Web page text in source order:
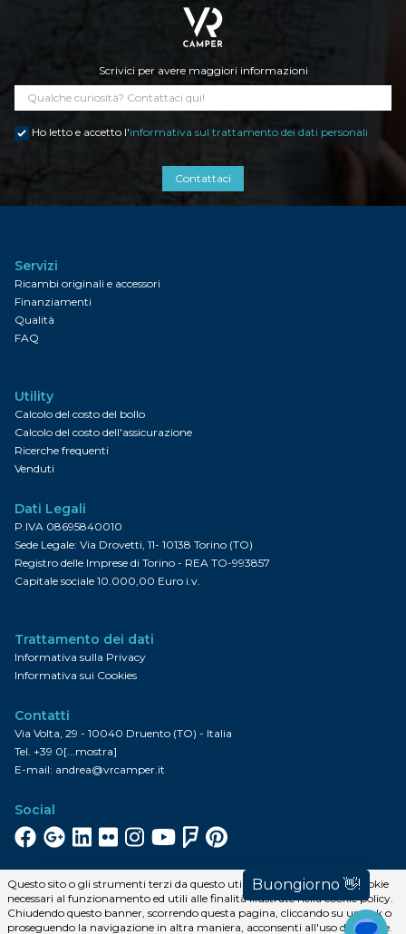
Scrivici per avere maggiori informazioni
Ho letto e accetto l'informativa sul trattamento dei dati personali
Contattaci
Servizi
Ricambi originali e accessori
Finanziamenti
Qualità
FAQ
Utility
Calcolo del costo del bollo
Calcolo del costo dell'assicurazione
Ricerche frequenti
Venduti
Dati Legali
P.IVA 08695840010
Sede Legale: Via Drovetti, 11- 10138 Torino (TO)
Registro delle Imprese di Torino - REA TO-993857
Capitale sociale 10.000,00 Euro i.v.
Trattamento dei dati
Informativa sulla Privacy
Informativa sui Cookies
Contatti
Via Volta, 29 - 10040 Druento (TO) - Italia
Tel. +39 0[...mostra]
E-mail: andrea@vrcamper.it
Social
Iscriviti alla newsletter
Iscriviti
Questo sito o gli strumenti terzi da questo utilizzati si avvalgono di cookie
necessari al funzionamento ed utili alle finalità illustrate nella cookie policy.
Chiudendo questo banner, scorrendo questa pagina, cliccando su un link o
proseguendo la navigazione in altra maniera, acconsenti all'uso dei cookie.